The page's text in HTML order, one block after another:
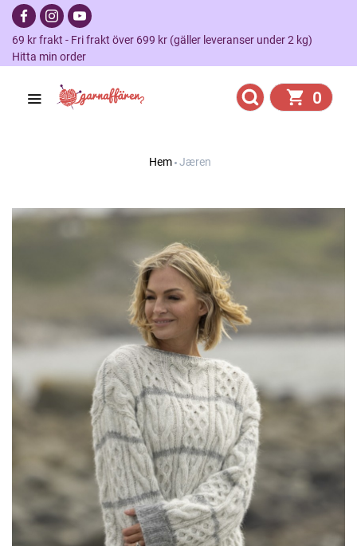
69 kr frakt - Fri frakt över 699 kr (gäller leveranser under 2 kg)
Hitta min order
0
Hem Jæren